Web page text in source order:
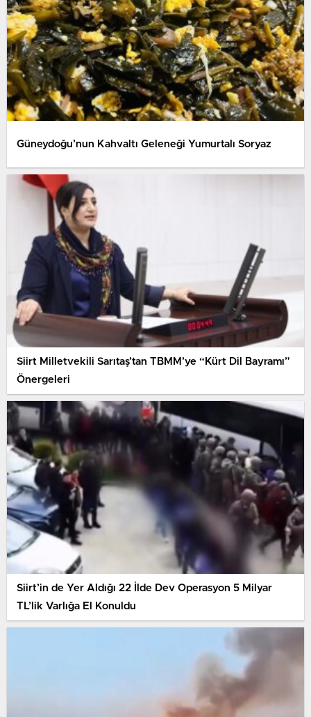
Güneydoğu’nun Kahvaltı Geleneği Yumurtalı Soryaz
Siirt Milletvekili Sarıtaş’tan TBMM’ye “Kürt Dil Bayramı”
Önergeleri
Siirt’in de Yer Aldığı 22 İlde Dev Operasyon 5 Milyar
TL’lik Varlığa El Konuldu